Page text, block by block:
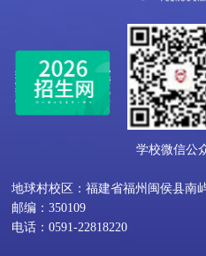
学校微信公
地球村校区：福建省福州闽侯县南
邮编：350109
电话：0591-22818220